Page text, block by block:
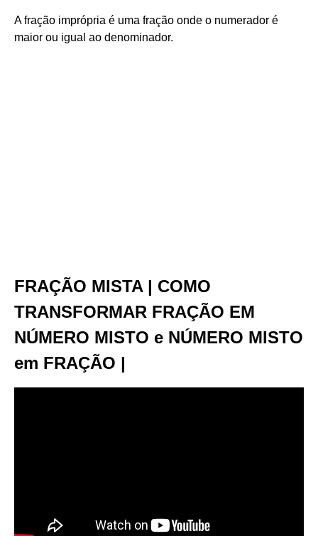
A fração imprópria é uma fração onde o numerador é
maior ou igual ao denominador.
FRAÇÃO MISTA | COMO
TRANSFORMAR FRAÇÃO EM
NÚMERO MISTO e NÚMERO MISTO
em FRAÇÃO |